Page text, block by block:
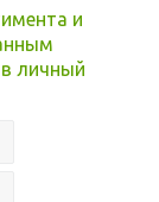
и
личный